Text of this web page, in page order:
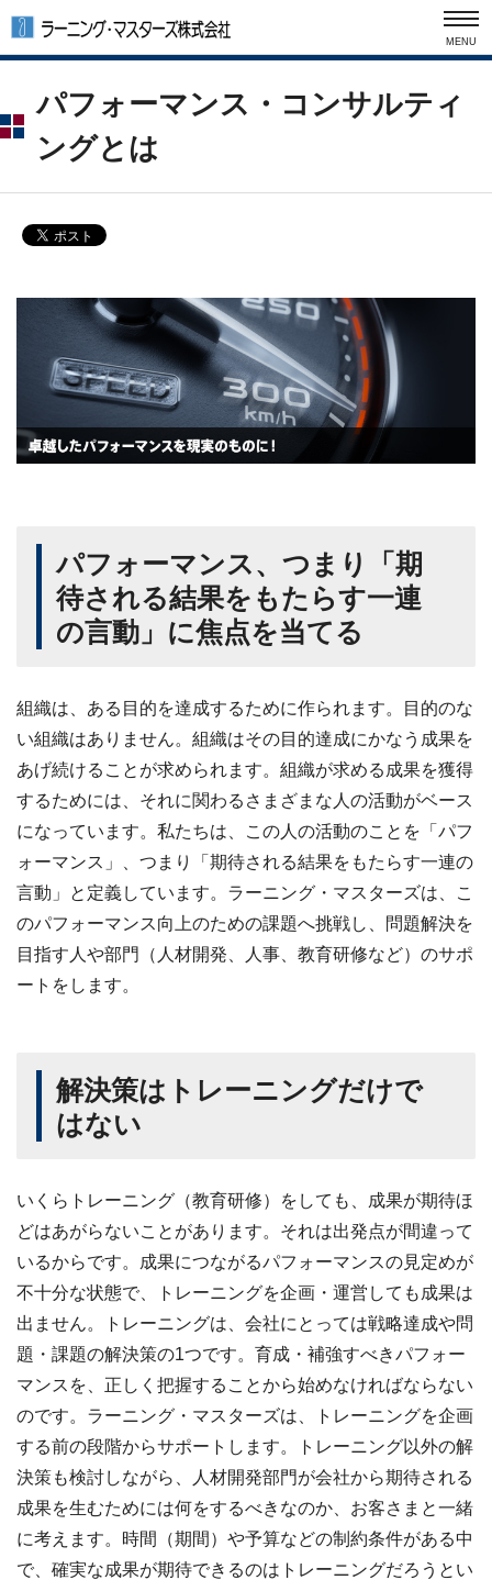
MENU
パフォーマンス・コンサルティ
ングとは
パフォーマンス、つまり「期
待される結果をもたらす一連
の言動」に焦点を当てる
組織は、ある目的を達成するために作られます。目的のな
い組織はありません。組織はその目的達成にかなう成果を
あげ続けることが求められます。組織が求める成果を獲得
するためには、それに関わるさまざまな人の活動がベース
になっています。私たちは、この人の活動のことを「パフ
ォーマンス」、つまり「期待される結果をもたらす一連の
言動」と定義しています。ラーニング・マスターズは、こ
のパフォーマンス向上のための課題へ挑戦し、問題解決を
目指す人や部門（人材開発、人事、教育研修など）のサポ
ートをします。
解決策はトレーニングだけで
はない
いくらトレーニング（教育研修）をしても、成果が期待ほ
どはあがらないことがあります。それは出発点が間違って
いるからです。成果につながるパフォーマンスの見定めが
不十分な状態で、トレーニングを企画・運営しても成果は
出ません。トレーニングは、会社にとっては戦略達成や問
題・課題の解決策の1つです。育成・補強すべきパフォー
マンスを、正しく把握することから始めなければならない
のです。ラーニング・マスターズは、トレーニングを企画
する前の段階からサポートします。トレーニング以外の解
決策も検討しながら、人材開発部門が会社から期待される
成果を生むためには何をするべきなのか、お客さまと一緒
に考えます。時間（期間）や予算などの制約条件がある中
で、確実な成果が期待できるのはトレーニングだろうとい